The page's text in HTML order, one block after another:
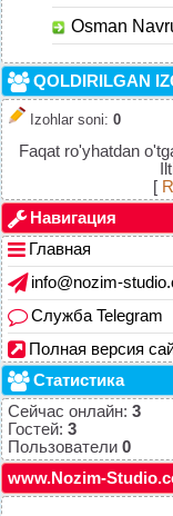
Osman
QOLDIRILGAN
Izohlar soni: 0
Faqat ro'yhatdan
[
Навигация
Главная
info@nozim-
Служба Telegram
Полная версия
Статистика
Сейчас онлайн: 3
Гостей: 3
Пользователи 0
www.Nozim-